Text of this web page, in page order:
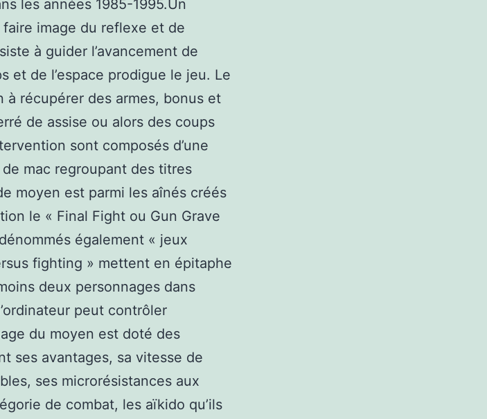
les années 1985-1995.Un
faire image du reflexe et de
à guider l’avancement de
et de l’espace prodigue le jeu. Le
à récupérer des armes, bonus et
de assise ou alors des coups
sont composés d’une
mac regroupant des titres
moyen est parmi les aînés créés
le « Final Fight ou Gun Grave
également « jeux
fighting » mettent en épitaphe
deux personnages dans
peut contrôler
du moyen est doté des
ses avantages, sa vitesse de
ses microrésistances aux
de combat, les aïkido qu’ils